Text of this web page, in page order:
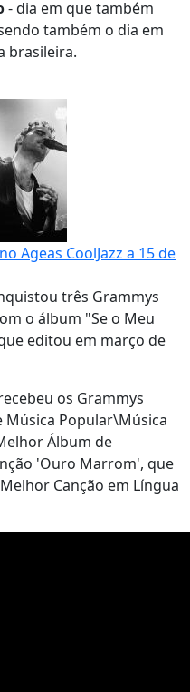
- dia em que também
também o dia em
brasileira.
Ageas CoolJazz a 15 de
três Grammys
o álbum "Se o Meu
editou em março de
os Grammys
Popular\Música
Álbum de
'Ouro Marrom', que
Canção em Língua